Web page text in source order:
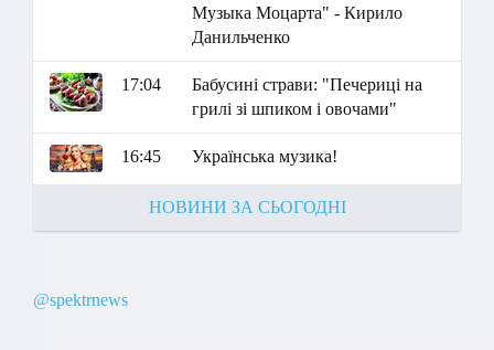
Музыка Моцарта" - Кирило
Данильченко
17:04
Бабусині страви: "Печериці на
грилі зі шпиком і овочами"
16:45 Українська музика!
НОВИНИ ЗА СЬОГОДНІ
@spektrnews